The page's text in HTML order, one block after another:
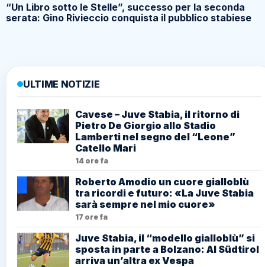
“Un Libro sotto le Stelle”, successo per la seconda
serata: Gino Rivieccio conquista il pubblico stabiese
ULTIME NOTIZIE
Cavese – Juve Stabia, il ritorno di
Pietro De Giorgio allo Stadio
Lamberti nel segno del “Leone”
Catello Mari
14 ore fa
Roberto Amodio un cuore gialloblù
tra ricordi e futuro: «La Juve Stabia
sarà sempre nel mio cuore»
17 ore fa
Juve Stabia, il “modello gialloblù” si
sposta in parte a Bolzano: Al Südtirol
arriva un’altra ex Vespa